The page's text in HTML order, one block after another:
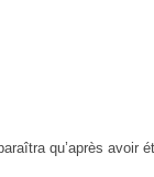
qu’après avoir